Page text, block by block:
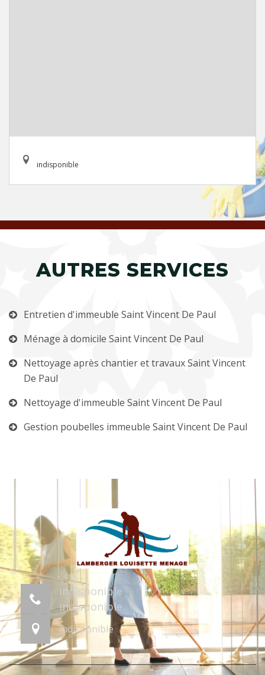
indisponible
AUTRES SERVICES
Entretien d'immeuble Saint Vincent De Paul
Ménage à domicile Saint Vincent De Paul
Nettoyage après chantier et travaux Saint Vincent
De Paul
Nettoyage d'immeuble Saint Vincent De Paul
Gestion poubelles immeuble Saint Vincent De Paul
indisponible
indisponible
indisponible